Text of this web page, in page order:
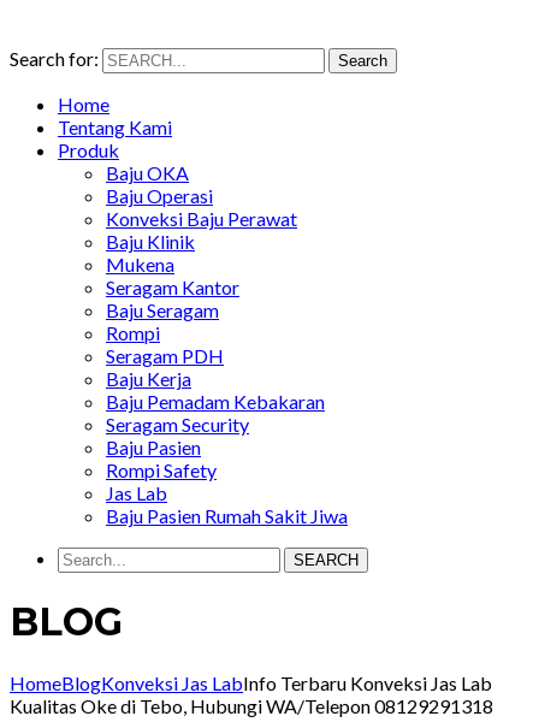
Search for: Search
Home
Tentang Kami
Produk
Baju OKA
Baju Operasi
Konveksi Baju Perawat
Baju Klinik
Mukena
Seragam Kantor
Baju Seragam
Rompi
Seragam PDH
Baju Kerja
Baju Pemadam Kebakaran
Seragam Security
Baju Pasien
Rompi Safety
Jas Lab
Baju Pasien Rumah Sakit Jiwa
SEARCH
BLOG
HomeBlogKonveksi Jas LabInfo Terbaru Konveksi Jas Lab
Kualitas Oke di Tebo, Hubungi WA/Telepon 08129291318